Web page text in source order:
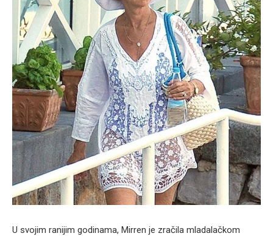
U svojim ranijim godinama, Mirren je zračila mladalačkom